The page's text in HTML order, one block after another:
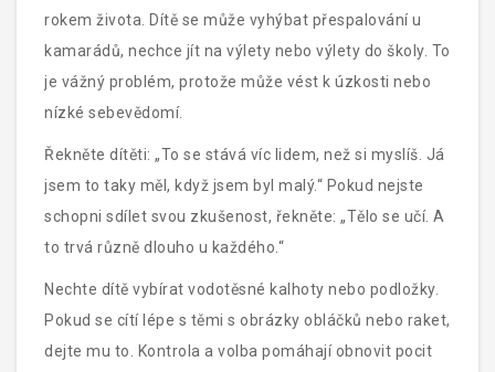
rokem života. Dítě se může vyhýbat přespalování u
kamarádů, nechce jít na výlety nebo výlety do školy. To
je vážný problém, protože může vést k úzkosti nebo
nízké sebevědomí.
Řekněte dítěti: „To se stává víc lidem, než si myslíš. Já
jsem to taky měl, když jsem byl malý.“ Pokud nejste
schopni sdílet svou zkušenost, řekněte: „Tělo se učí. A
to trvá různě dlouho u každého.“
Nechte dítě vybírat vodotěsné kalhoty nebo podložky.
Pokud se cítí lépe s těmi s obrázky obláčků nebo raket,
dejte mu to. Kontrola a volba pomáhají obnovit pocit